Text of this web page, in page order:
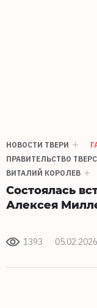
НОВОСТИ ТВЕРИ
ПРАВИТЕЛЬСТВО
ВИТАЛИЙ КОРОЛЕВ
Состоялась
Алексея
1393